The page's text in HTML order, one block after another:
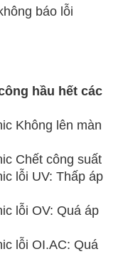
báo lỗi
hầu hết các
Không lên màn
Chết công suất
lỗi UV: Thấp áp
lỗi OV: Quá áp
lỗi OI.AC: Quá